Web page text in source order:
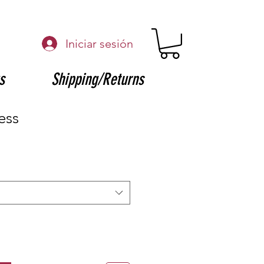
Iniciar sesión
Shipping/Returns